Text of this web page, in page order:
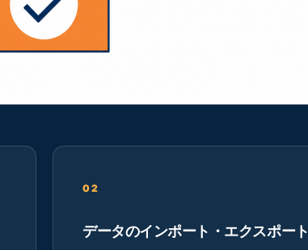
02
データのインポート・エクスポート